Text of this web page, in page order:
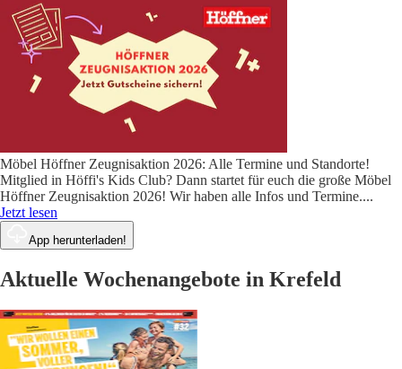
Möbel Höffner Zeugnisaktion 2026: Alle Termine und Standorte!
Mitglied in Höffi's Kids Club? Dann startet für euch die große Möbel
Höffner Zeugnisaktion 2026! Wir haben alle Infos und Termine....
Jetzt lesen
App herunterladen!
Aktuelle Wochenangebote in Krefeld